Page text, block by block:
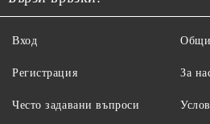
Вход
Регистрация
Често задавани въпроси
Общи
За